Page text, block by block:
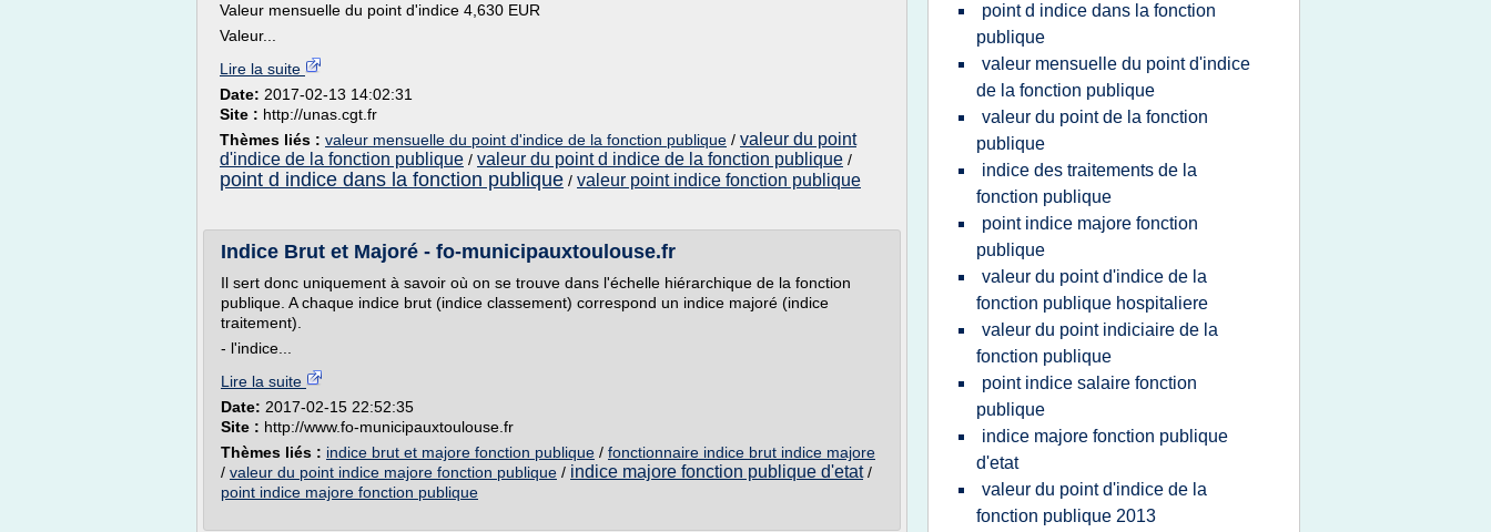
Valeur mensuelle du point d'indice 4,630 EUR
Valeur...
Lire la suite
Date: 2017-02-13 14:02:31
Site : http://unas.cgt.fr
Thèmes liés : valeur mensuelle du point d'indice de la fonction publique / valeur du point
d'indice de la fonction publique / valeur du point d indice de la fonction publique /
point d indice dans la fonction publique / valeur point indice fonction publique
Indice Brut et Majoré - fo-municipauxtoulouse.fr
Il sert donc uniquement à savoir où on se trouve dans l'échelle hiérarchique de la fonction
publique. A chaque indice brut (indice classement) correspond un indice majoré (indice
traitement).
- l'indice...
Lire la suite
Date: 2017-02-15 22:52:35
Site : http://www.fo-municipauxtoulouse.fr
Thèmes liés : indice brut et majore fonction publique / fonctionnaire indice brut indice majore
/ valeur du point indice majore fonction publique / indice majore fonction publique d'etat/
point indice majore fonction publique
point d indice dans la fonction
publique
valeur mensuelle du point d'indice
de la fonction publique
valeur du point de la fonction
publique
indice des traitements de la
fonction publique
point indice majore fonction
publique
valeur du point d'indice de la
fonction publique hospitaliere
valeur du point indiciaire de la
fonction publique
point indice salaire fonction
publique
indice majore fonction publique
d'etat
valeur du point d'indice de la
fonction publique 2013